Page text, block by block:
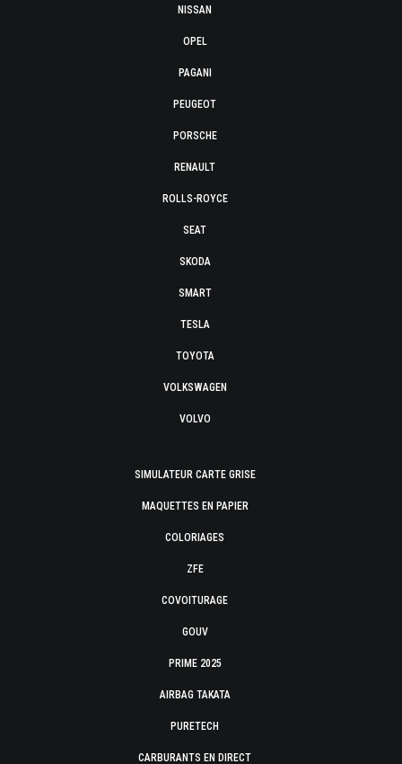
NISSAN
OPEL
PAGANI
PEUGEOT
PORSCHE
RENAULT
ROLLS-ROYCE
SEAT
SKODA
SMART
TESLA
TOYOTA
VOLKSWAGEN
VOLVO
SIMULATEUR CARTE GRISE
MAQUETTES EN PAPIER
COLORIAGES
ZFE
COVOITURAGE
GOUV
PRIME 2025
AIRBAG TAKATA
PURETECH
CARBURANTS EN DIRECT